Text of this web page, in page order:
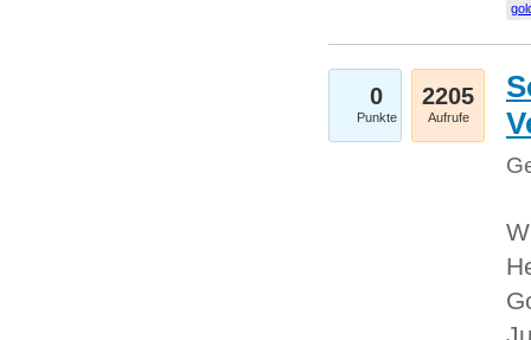
0
Punkte
2205
Aufrufe